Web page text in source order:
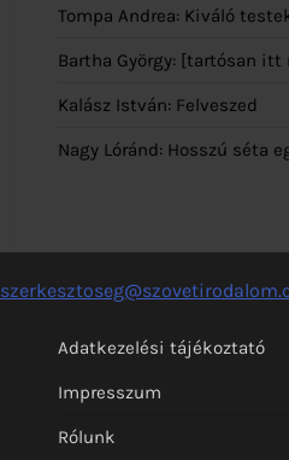
Tompa Andrea: Kiváló
Bartha György: [tartósan itt
Kalász István: Felveszed
Nagy Lóránd: Hosszú séta
Adatkezelési tájékoztató
Impresszum
Rólunk